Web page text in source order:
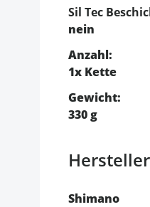
Sil Tec
nein
Anzahl:
1x Kette
Gewicht:
330 g
Shimano